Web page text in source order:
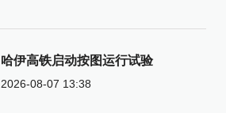
哈伊高铁启动按图运行试验
2026-08-07 13:38